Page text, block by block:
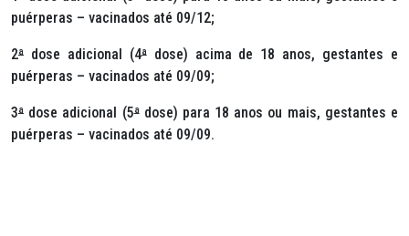
puérperas – vacinados até 09/12;
2ª dose adicional (4ªdose) acima de 18 anos, gestantes e
puérperas – vacinados até 09/09;
3ª dose adicional (5ªdose) para 18 anos ou mais, gestantes e
puérperas – vacinados até 09/09.